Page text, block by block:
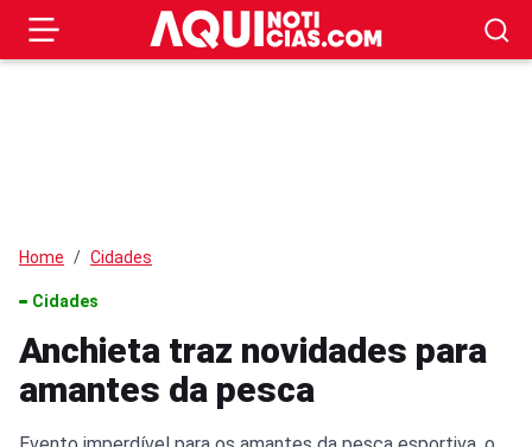
Home Cidades
Cidades
Anchieta traz novidades para
amantes da pesca